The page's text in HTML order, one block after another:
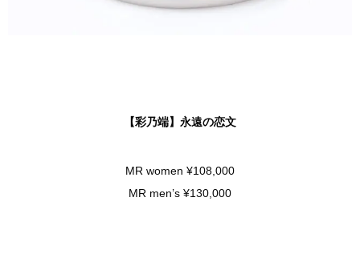
【彩乃端】永遠の恋文
MR women ¥108,000
MR men’s ¥130,000